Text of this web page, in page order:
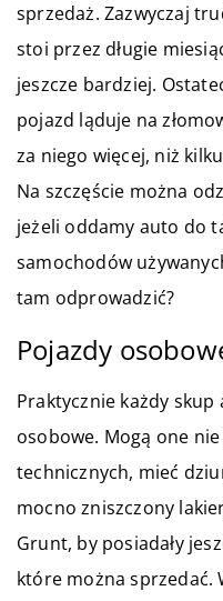
sprzedaż. Zazwyczaj
stoi przez długie
jeszcze bardziej.
pojazd ląduje na
za niego więcej, niż
Na szczęście można
jeżeli oddamy auto do
samochodów
tam odprowadzić?
Pojazdy
Praktycznie każdy
osobowe. Mogą one
technicznych, mieć
mocno zniszczony
Grunt, by posiadały
które można sprzedać.